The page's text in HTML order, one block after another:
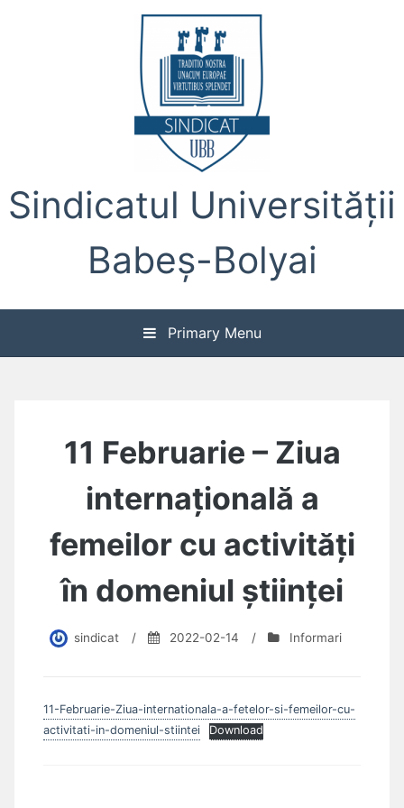
Sindicatul Universității
Babeș-Bolyai
Primary Menu
11 Februarie – Ziua
internațională a
femeilor cu activități
în domeniul științei
sindicat / 2022-02-14 / Informari
11-Februarie-Ziua-internationala-a-fetelor-si-femeilor-cu-
activitati-in-domeniul-stiintei
Download